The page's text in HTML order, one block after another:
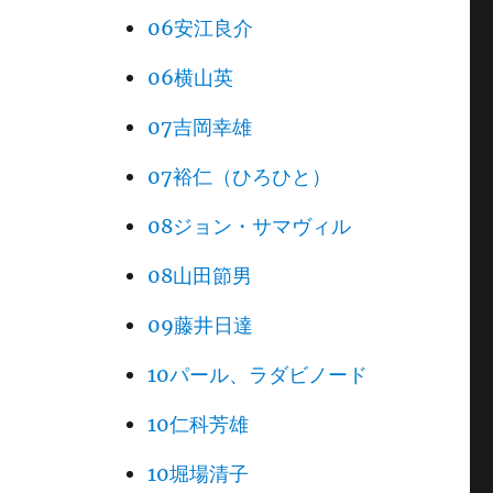
06安江良介
06横山英
07吉岡幸雄
07裕仁（ひろひと）
08ジョン・サマヴィル
08山田節男
09藤井日達
10パール、ラダビノード
10仁科芳雄
10堀場清子